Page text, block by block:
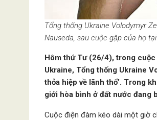
Tổng thống Ukraine Volodymyr
Nauseda, sau cuộc gặp của họ
Hôm thứ Tư (26/4), trong cuộc
Ukraine, Tổng thống Ukraine
thỏa hiệp về lãnh thổ’. Trong
giới hòa bình ở đất nước đang
Cuộc điện đàm kéo dài một giờ